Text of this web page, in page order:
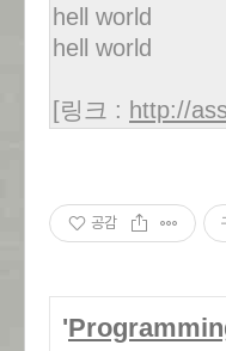
hell world
hell world
[링크 : http://
공감
'